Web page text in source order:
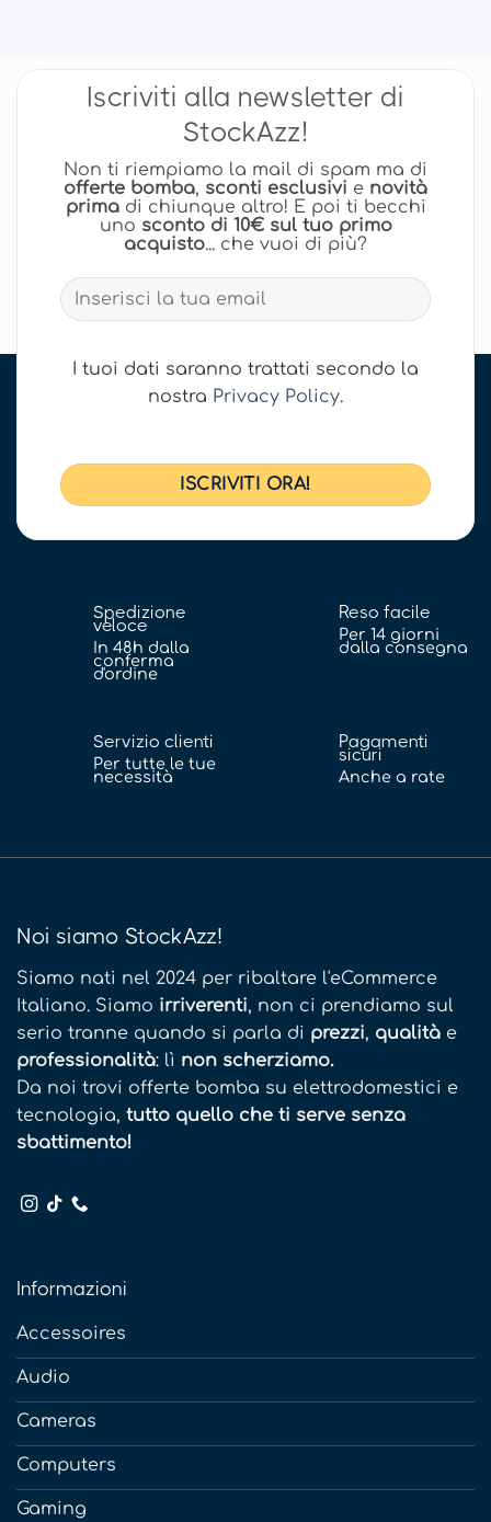
Iscriviti alla newsletter di
StockAzz!
Non ti riempiamo la mail di spam ma di
offerte bomba, sconti esclusivi e novità
primadi chiunque altro! E poi ti becchi
uno sconto di 10€ sul tuo primo
acquisto... che vuoi di più?
I tuoi dati saranno trattati secondo la
nostra Privacy Policy.
Spedizione
veloce
In 48h dalla
conferma
d'ordine
Reso facile
Per 14 giorni
dalla consegna
Servizio clienti
Per tutte le tue
necessità
Pagamenti
sicuri
Anche a rate
Noi siamo StockAzz!
Siamo nati nel 2024 per ribaltare l'eCommerce
Italiano. Siamo irriverenti, non ci prendiamo sul
serio tranne quando si parla di prezzi, qualità e
professionalità: lì non scherziamo.
Da noi trovi offerte bomba su elettrodomestici e
tecnologia, tutto quello che ti serve senza
sbattimento!
Informazioni
Accessoires
Audio
Cameras
Computers
Gaming